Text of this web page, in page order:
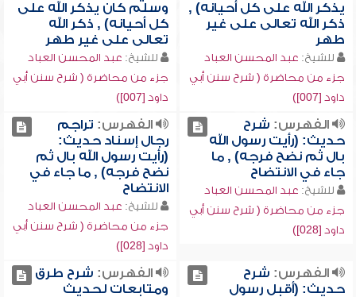
يذكر الله على كل أحيانه) ,
ذكر الله تعالى على غير
طهر
للشيخ: عبد المحسن العباد
جزء من محاضرة ( شرح سنن أبي
داود [007])
وسلم كان يذكر الله على
كل أحيانه) , ذكر الله
تعالى على غير طهر
للشيخ: عبد المحسن العباد
جزء من محاضرة ( شرح سنن أبي
داود [007])
الفهرس: شرح
حديث: (رأيت رسول الله
بال ثم نضح فرجه) , ما
جاء في الانتضاح
للشيخ: عبد المحسن العباد
جزء من محاضرة ( شرح سنن أبي
داود [028])
الفهرس: تراجم
رجال إسناد حديث:
(رأيت رسول الله بال ثم
نضح فرجه) , ما جاء في
الانتضاح
للشيخ: عبد المحسن العباد
جزء من محاضرة ( شرح سنن أبي
داود [028])
الفهرس: شرح
حديث: (أقبل رسول
الفهرس: شرح طرق
ومتابعات لحديث